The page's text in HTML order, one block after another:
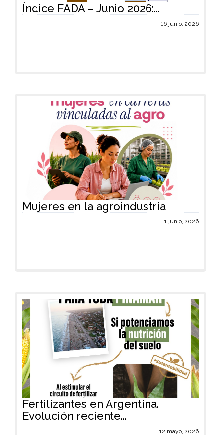
Índice FADA – Junio 2026:...
16 junio, 2026
Mujeres en la agroindustria
1 junio, 2026
Fertilizantes en Argentina.
Evolución reciente...
12 mayo, 2026